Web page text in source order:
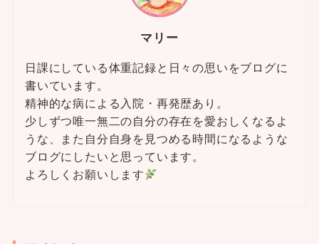
マリー
日課にしている体重記録と日々の思いをブログに
書いています。
精神的な病による入院・再発歴あり。
少しずつ唯一無二の自分の存在を愛おしくなるよ
うな、また自分自身を見つめる時間になるような
ブログにしたいと思っています。
よろしくお願いします